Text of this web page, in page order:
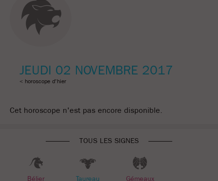
JEUDI 02 NOVEMBRE 2017
< horoscope d'hier
Cet horoscope n'est pas encore disponible.
TOUS LES SIGNES
Bélier Taureau Gémeaux